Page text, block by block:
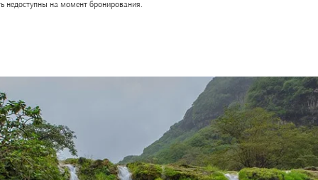
недоступны на момент бронирования.